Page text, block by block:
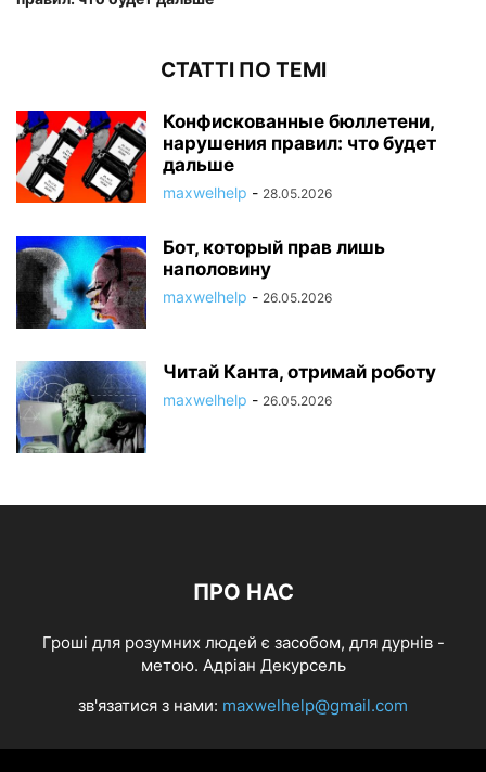
СТАТТІ ПО ТЕМІ
Конфискованные бюллетени,
нарушения правил: что будет
дальше
maxwelhelp - 28.05.2026
Бот, который прав лишь
наполовину
maxwelhelp - 26.05.2026
Читай Канта, отримай роботу
maxwelhelp - 26.05.2026
ПРО НАС
Гроші для розумних людей є засобом, для дурнів -
метою. Адріан Декурсель
зв'язатися з нами: maxwelhelp@gmail.com